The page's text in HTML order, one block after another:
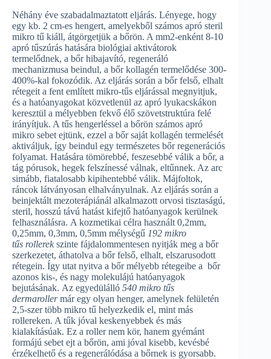
Néhány éve szabadalmaztatott eljárás. Lényege, hogy
egy kb. 2 cm-es hengert, amelyekből számos apró steril
mikro tű kiáll, átgörgetjük a bőrön. A mm2-enként 8-10
apró tűszúrás hatására biológiai aktivátorok
termelődnek, a bőr hibajavító, regeneráló
mechanizmusa beindul, a bőr kollagén termelődése 300-
400%-kal fokozódik. Az eljárás során a bőr felső, elhalt
rétegeit a fent említett mikro-tűs eljárással megnyitjuk,
és a hatóanyagokat közvetlenül az apró lyukacskákon
keresztül a mélyebben fekvő élő szövetstruktúra felé
irányítjuk. A tűs hengerléssel a bőrön számos apró
mikro sebet ejtünk, ezzel a bőr saját kollagén termelését
aktiváljuk, így beindul egy természetes bőr regenerációs
folyamat. Hatására tömörebbé, feszesebbé válik a bőr, a
tág pórusok, hegek felszínessé válnak, eltűnnek. Az arc
simább, fiatalosabb kipihentebbé válik. Májfoltok,
ráncok látványosan elhalványulnak. Az eljárás során a
beinjektált mezoterápiánál alkalmazott orvosi tisztaságú,
steril, hosszú távú hatást kifejtő hatóanyagok kerülnek
felhasználásra. A kozmetikai célra használt 0,2mm,
0,25mm, 0,3mm, 0,5mm mélységű 192 mikro
tűs rollerek szinte fájdalommentesen nyitják meg a bőr
szerkezetet, áthatolva a bőr felső, elhalt, elszarusodott
rétegein. Így utat nyitva a bőr mélyebb rétegeibe a bőr
azonos kis-, és nagy molekulájú hatóanyagok
bejutásának. Az egyedülálló 540 mikro tűs
dermarollermár egy olyan henger, amelynek felületén
2,5-szer több mikro tű helyezkedik el, mint más
rollereken. A tűk jóval keskenyebbek és más
kialakításúak. Ez a roller nem kör, hanem gyémánt
formájú sebet ejt a bőrön, ami jóval kisebb, kevésbé
érzékelhető és a regenerálódása a bőrnek is gyorsabb.